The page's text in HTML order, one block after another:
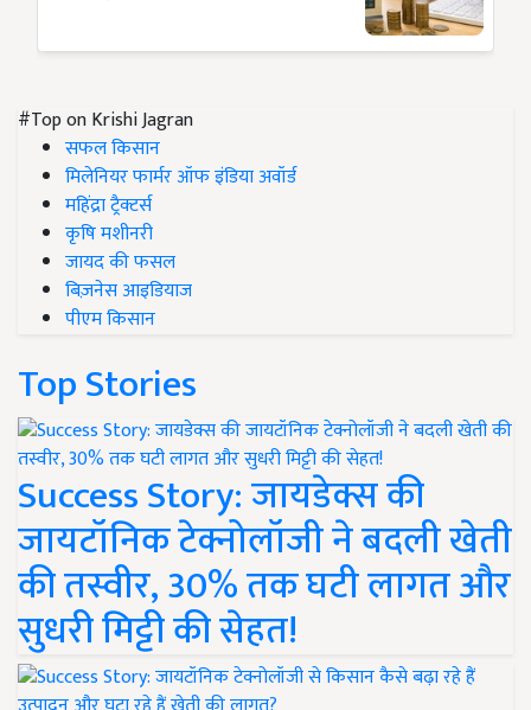
#Top on Krishi Jagran
सफल किसान
मिलेनियर फार्मर ऑफ इंडिया अवॉर्ड
महिंद्रा ट्रैक्टर्स
कृषि मशीनरी
जायद की फसल
बिज़नेस आइडियाज
पीएम किसान
Top Stories
Success Story: जायडेक्स की
जायटॉनिक टेक्नोलॉजी ने बदली खेती
की तस्वीर, 30% तक घटी लागत और
सुधरी मिट्टी की सेहत!